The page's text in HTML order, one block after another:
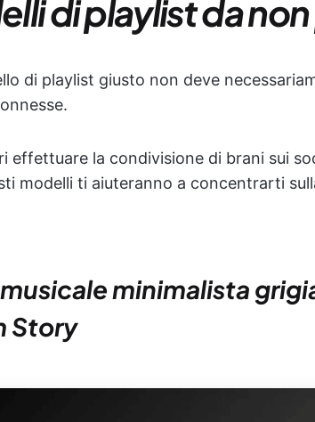
di playlist da
di playlist giusto non deve
effettuare la condivisione di brani sui
modelli ti aiuteranno a concentrarti
musicale minimalista
Story